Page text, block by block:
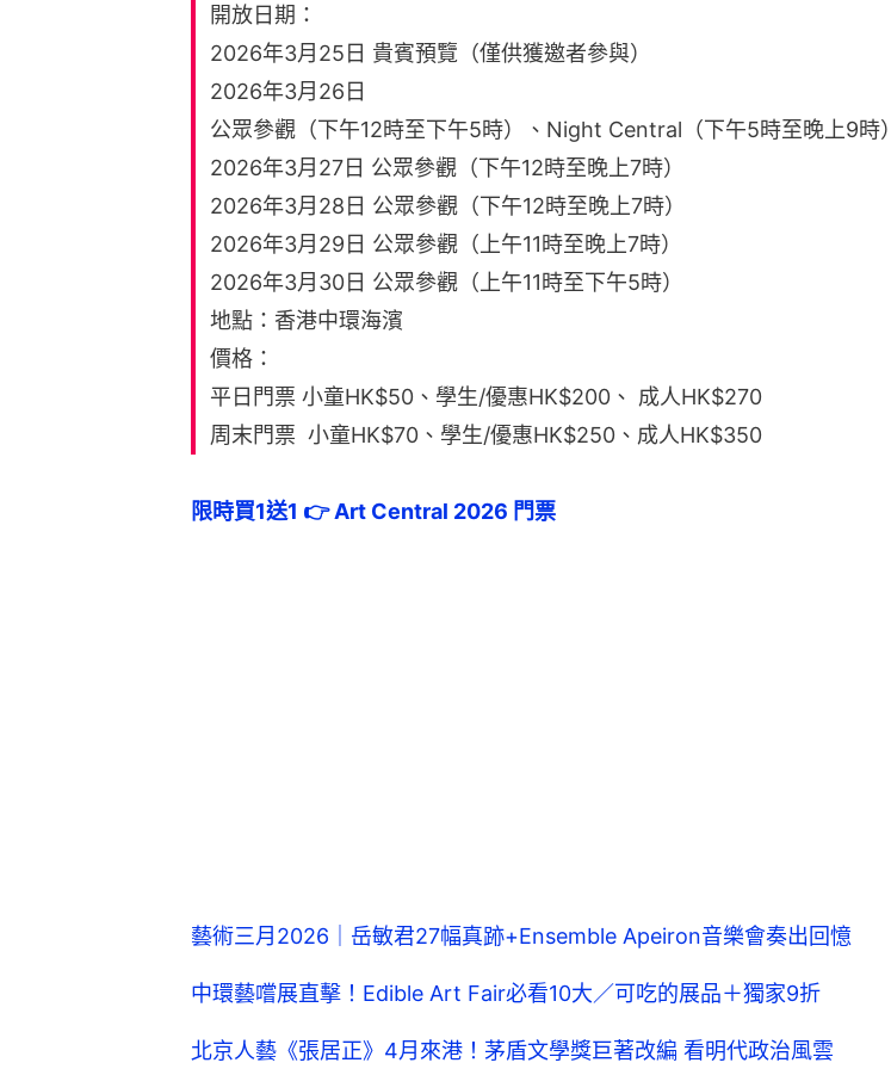
開放日期：
2026年3月25日 貴賓預覽（僅供獲邀者參與）
2026年3月26日
公眾參觀（下午12時至下午5時）、Night Central（下午5時至晚上9時）
2026年3月27日 公眾參觀（下午12時至晚上7時）
2026年3月28日 公眾參觀（下午12時至晚上7時）
2026年3月29日 公眾參觀（上午11時至晚上7時）
2026年3月30日 公眾參觀（上午11時至下午5時）
地點：香港中環海濱
價格：
平日門票 小童HK$50、學生/優惠HK$200、 成人HK$270
周末門票 小童HK$70、學生/優惠HK$250、成人HK$350
限時買1送1 👉 Art Central 2026 門票
藝術三月2026｜岳敏君27幅真跡+Ensemble Apeiron音樂會奏出回憶
中環藝嚐展直擊！Edible Art Fair必看10大／可吃的展品＋獨家9折
北京人藝《張居正》4月來港！茅盾文學獎巨著改編 看明代政治風雲